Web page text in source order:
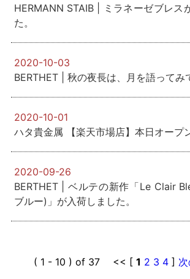
HERMANN STAIB | ミラネーゼブレス
た。
2020-10-03
BERTHET | 秋の夜長は、月を語ってみ
2020-10-01
ハタ貴金属 【楽天市場店】本日オープ
2020-09-26
BERTHET | ベルテの新作「Le Clair
ブルー)」が入荷しました。
( 1 - 10 ) of 37 << [ 1 2 3 4]